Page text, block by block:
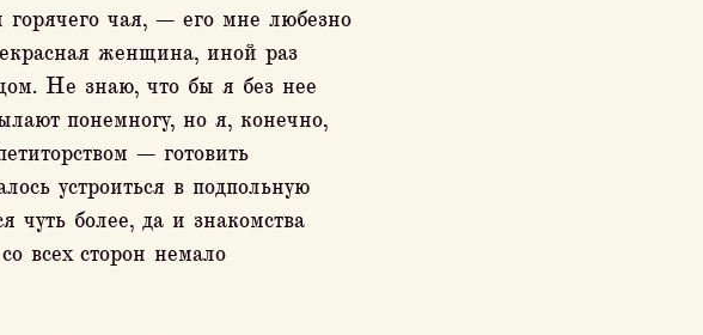
горячего чая, — его мне любезно
женщина, иной раз
Не знаю, что бы я без нее
понемногу, но я, конечно,
— готовить
устроиться в подпольную
чуть более, да и знакомства
всех сторон немало